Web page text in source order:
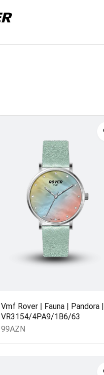
Vmf Rover | Fauna | Pandora |
VR3154/4PA9/1B6/63
99AZN